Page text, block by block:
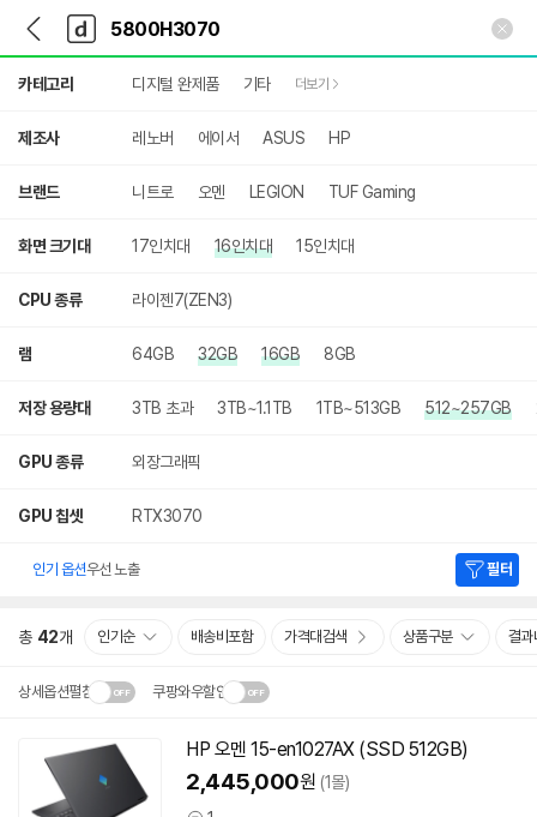
다
나
와
가
기
다
와
메
인
카테고리 디지털 완제품 기타 더보기
제조사 레노버 에이서 ASUS HP
브랜드 니트로 오멘 LEGION TUF Gaming
화면 크기대 17인치대 16인치대 15인치대
CPU 종류 라이젠7(ZEN3)
램 64GB 32GB 16GB 8GB
저장 용량대 3TB 초과 3TB~1.1TB 1TB~513GB 512~257GB
GPU 종류 외장그래픽
GPU 칩셋 RTX3070
인기 옵션우선 노출 필터
총 42개 인기순 배송비포함 가격대검색 상품구분 결과
상세옵션펼침 쿠팡와우할인
설치 환경·지역에 따라
배송·설치비가 달라집니다.
기
HP 오멘 15-en1027AX (SSD 512GB)
2,445,000원 (1몰)